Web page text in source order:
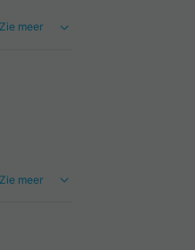
Zie meer
Zie meer